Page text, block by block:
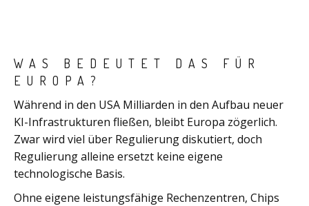
WAS BEDEUTET DAS FÜR
EUROPA?
Während in den USA Milliarden in den Aufbau neuer
KI-Infrastrukturen fließen, bleibt Europa zögerlich.
Zwar wird viel über Regulierung diskutiert, doch
Regulierung alleine ersetzt keine eigene
technologische Basis.
Ohne eigene leistungsfähige Rechenzentren, Chips